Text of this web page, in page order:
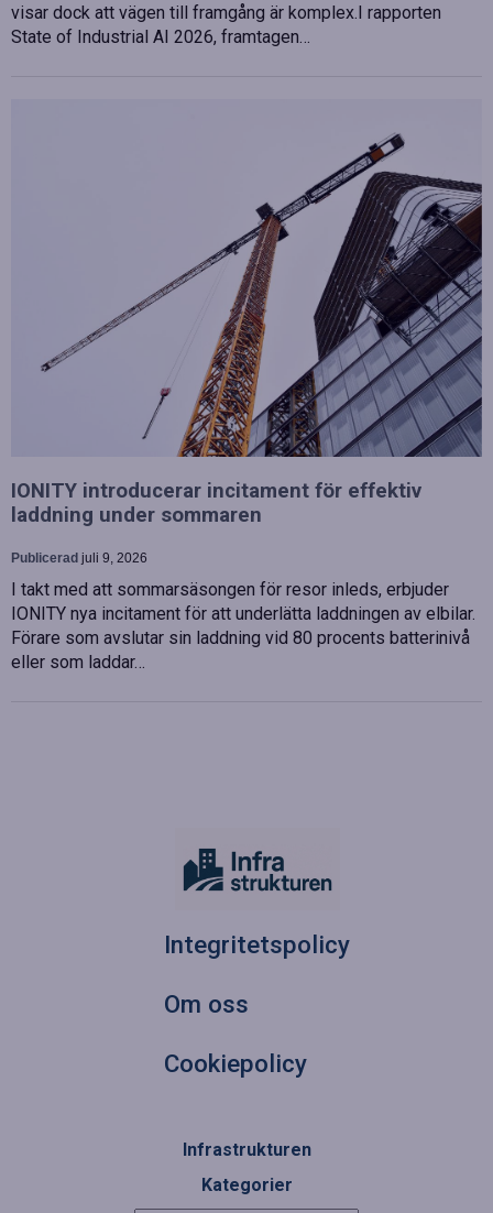
visar dock att vägen till framgång är komplex.I rapporten
State of Industrial AI 2026, framtagen…
IONITY introducerar incitament för effektiv
laddning under sommaren
Publicerad juli 9, 2026
I takt med att sommarsäsongen för resor inleds, erbjuder
IONITY nya incitament för att underlätta laddningen av elbilar.
Förare som avslutar sin laddning vid 80 procents batterinivå
eller som laddar…
Integritetspolicy
Om oss
Cookiepolicy
Infrastrukturen
Kategorier